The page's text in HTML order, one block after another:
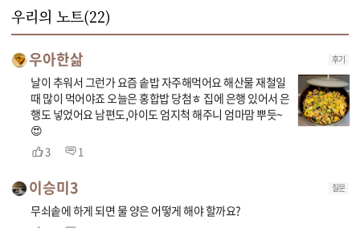
우리의 노트(22)
우아한삶 후기
날이 추워서 그런가 요즘 솥밥 자주해먹어요 해산물 재철일
때 많이 먹어야죠 오늘은 홍합밥 당첨ㅎ 집에 은행 있어서 은
행도 넣었어요 남편도,아이도 엄지척 해주니 엄마맘 뿌듯~
😍
3 1
이승미3 질문
무쇠솥에 하게 되면 물 양은 어떻게 해야 할까요?